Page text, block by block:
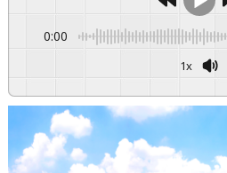
0:00
1x